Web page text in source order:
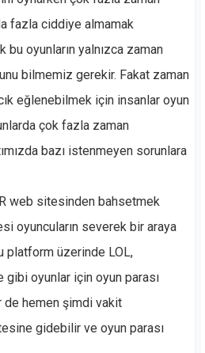
fazla ciddiye almamak
oyunların yalnızca zaman
bilmemiz gerekir. Fakat zaman
eğlenebilmek için insanlar oyun
çok fazla zaman
bazı istenmeyen sorunlara
web sitesinden bahsetmek
oyuncuların severek bir araya
platform üzerinde LOL,
gibi oyunlar için oyun parası
hemen şimdi vakit
gidebilir ve oyun parası